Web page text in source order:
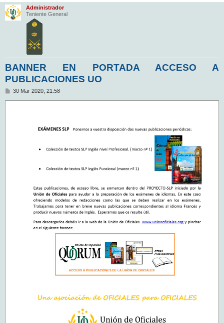
Administrador
Teniente General
BANNER EN PORTADA ACCESO A
PUBLICACIONES UO
M
30 Mar 2020, 21:58